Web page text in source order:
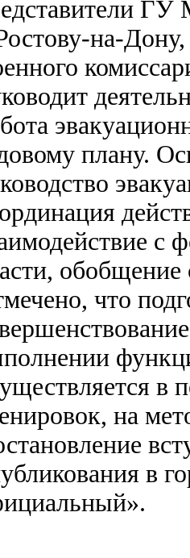
на-
плану.
с
обобщение
что
в
на
в